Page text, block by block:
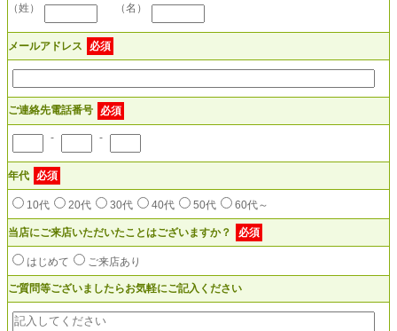
（姓） （名）
メールアドレス 必須
ご連絡先電話番号 必須
- -
年代 必須
10代 20代 30代 40代 50代 60代～
当店にご来店いただいたことはございますか？ 必須
はじめて ご来店あり
ご質問等ございましたらお気軽にご記入ください